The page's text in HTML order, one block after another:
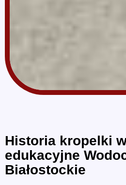
Historia kropelki
edukacyjne
Białostockie